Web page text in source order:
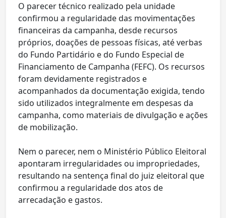
O parecer técnico realizado pela unidade
confirmou a regularidade das movimentações
financeiras da campanha, desde recursos
próprios, doações de pessoas físicas, até verbas
do Fundo Partidário e do Fundo Especial de
Financiamento de Campanha (FEFC). Os recursos
foram devidamente registrados e
acompanhados da documentação exigida, tendo
sido utilizados integralmente em despesas da
campanha, como materiais de divulgação e ações
de mobilização.
Nem o parecer, nem o Ministério Público Eleitoral
apontaram irregularidades ou impropriedades,
resultando na sentença final do juiz eleitoral que
confirmou a regularidade dos atos de
arrecadação e gastos.